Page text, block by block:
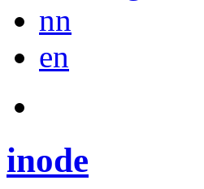
nn
en
inode